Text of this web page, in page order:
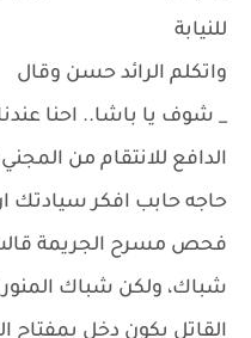
للنيابة
واتكلم الرائد حسن وقال
الدافع للانتقام من
حاجه حابب افكر سيادتك
فحص مسرح الجريمة
شباك، ولكن شباك
القاتل يكون دخل بمفتاح